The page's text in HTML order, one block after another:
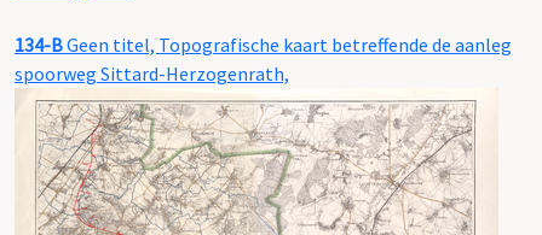
134-BGeen titel, Topografische kaart betreffende de aanleg
spoorweg Sittard-Herzogenrath,